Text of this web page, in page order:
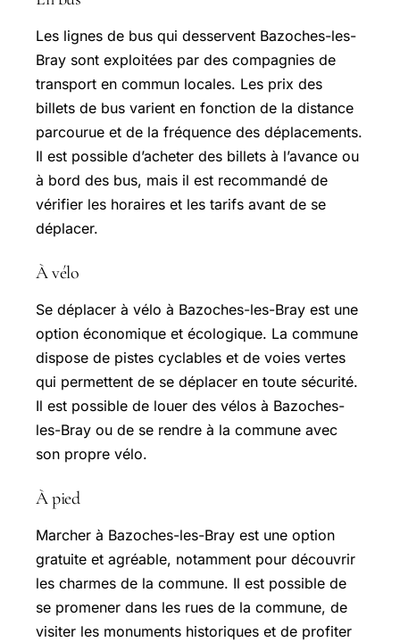
Les lignes de bus qui desservent Bazoches-les-
Bray sont exploitées par des compagnies de
transport en commun locales. Les prix des
billets de bus varient en fonction de la distance
parcourue et de la fréquence des déplacements.
Il est possible d’acheter des billets à l’avance ou
à bord des bus, mais il est recommandé de
vérifier les horaires et les tarifs avant de se
déplacer.
À vélo
Se déplacer à vélo à Bazoches-les-Bray est une
option économique et écologique. La commune
dispose de pistes cyclables et de voies vertes
qui permettent de se déplacer en toute sécurité.
Il est possible de louer des vélos à Bazoches-
les-Bray ou de se rendre à la commune avec
son propre vélo.
À pied
Marcher à Bazoches-les-Bray est une option
gratuite et agréable, notamment pour découvrir
les charmes de la commune. Il est possible de
se promener dans les rues de la commune, de
visiter les monuments historiques et de profiter